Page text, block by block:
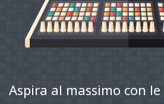
Aspira al massimo con